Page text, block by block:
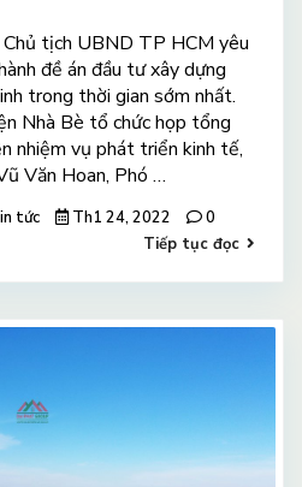
tịch UBND TP HCM yêu
đề án đầu tư xây dựng
trong thời gian sớm nhất.
Nhà Bè tổ chức họp tổng
nhiệm vụ phát triển kinh tế,
Văn Hoan, Phó …
tức Th1 24, 2022
0
Tiếp tục đọc